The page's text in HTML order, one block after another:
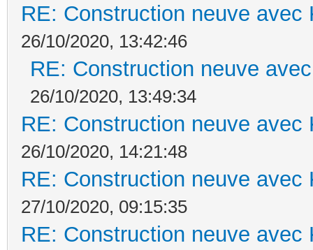
RE: Construction neuve avec
26/10/2020, 13:42:46
RE: Construction neuve
26/10/2020, 13:49:34
RE: Construction neuve avec
26/10/2020, 14:21:48
RE: Construction neuve avec
27/10/2020, 09:15:35
RE: Construction neuve avec